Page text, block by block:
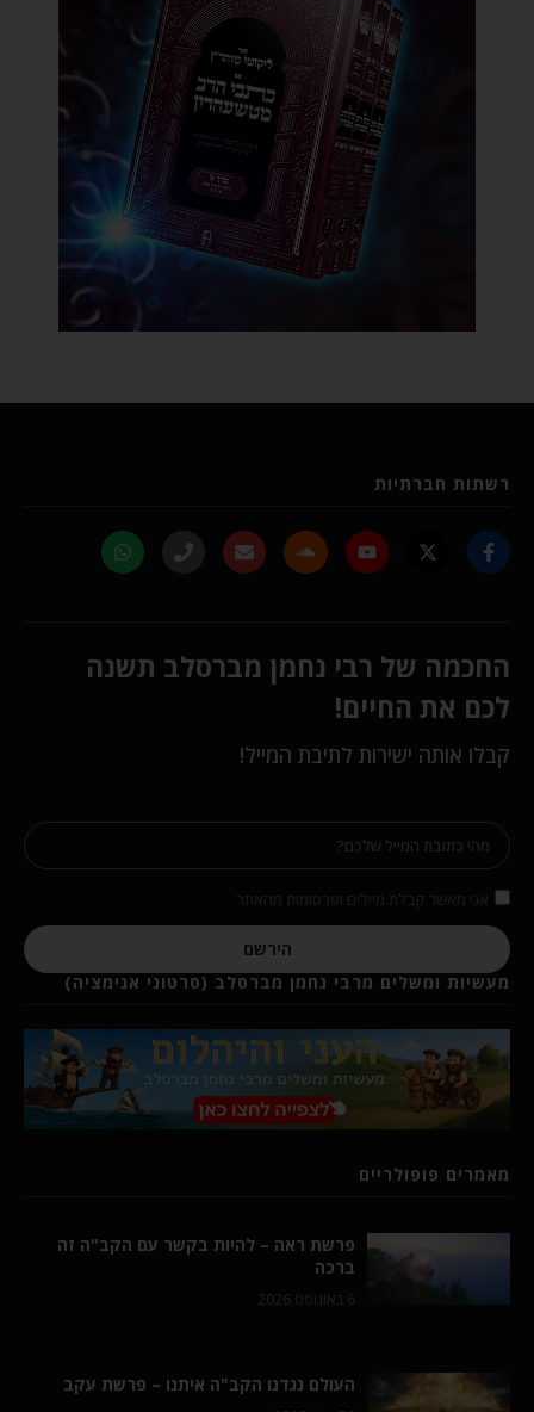
רשתות חברתיות
החכמה של רבי נחמן מברסלב תשנה
לכם את החיים!
קבלו אותה ישירות לתיבת המייל!
הירשם
מעשיות ומשלים מרבי נחמן מברסלב (סרטוני אנימציה)
מאמרים פופולריים
פרשת ראה – להיות בקשר עם הקב"ה זה
ברכה
6 באוגוסט 2026
העולם נגדנו הקב"ה איתנו – פרשת עקב